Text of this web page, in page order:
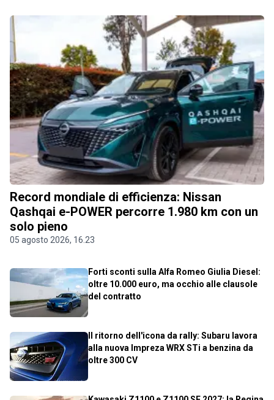
Record mondiale di efficienza: Nissan
Qashqai e-POWER percorre 1.980 km con un
solo pieno
05 agosto 2026, 16.23
Forti sconti sulla Alfa Romeo Giulia Diesel:
oltre 10.000 euro, ma occhio alle clausole
del contratto
Il ritorno dell'icona da rally: Subaru lavora
alla nuova Impreza WRX STi a benzina da
oltre 300 CV